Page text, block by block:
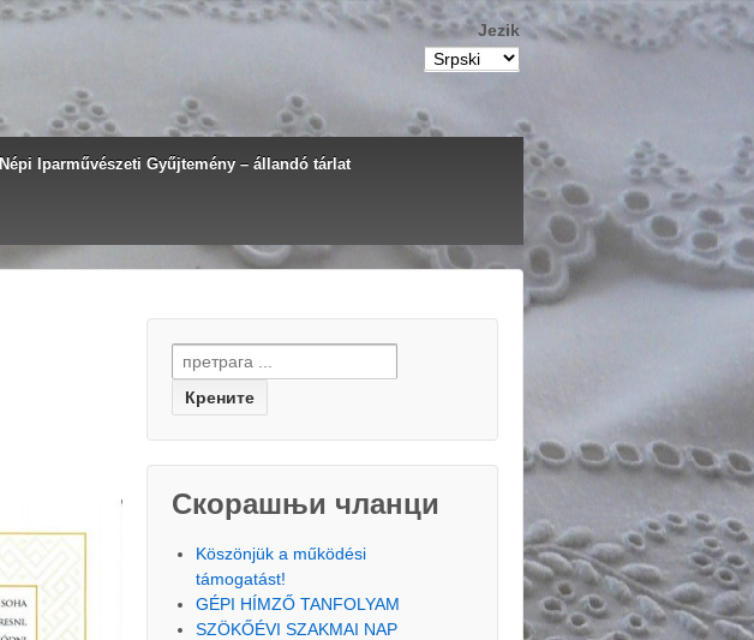
Jezik
Népi Iparművészeti Gyűjtemény – állandó tárlat
Search for:
Скорашњи чланци
Köszönjük a működési
támogatást!
GÉPI HÍMZŐ TANFOLYAM
SZÖKŐÉVI SZAKMAI NAP